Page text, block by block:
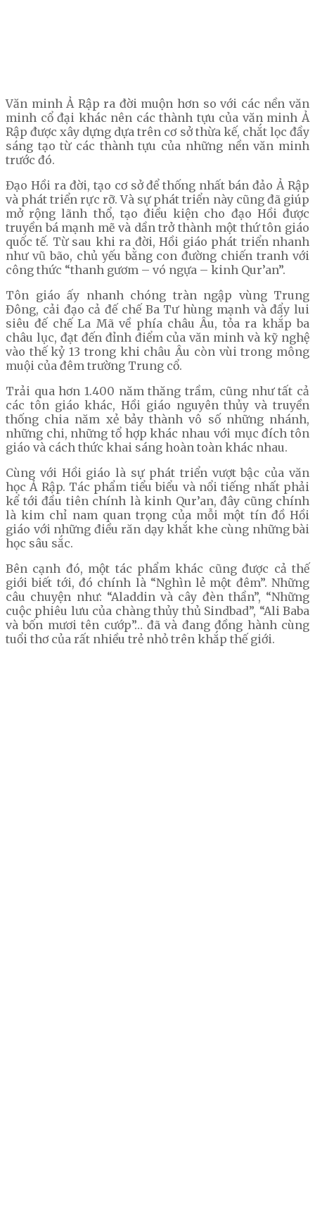
Văn minh Ả Rập ra đời muộn hơn so với các nền văn
minh cổ đại khác nên các thành tựu của văn minh Ả
Rập được xây dựng dựa trên cơ sở thừa kế, chắt lọc đầy
sáng tạo từ các thành tựu của những nền văn minh
trước đó.
Đạo Hồi ra đời, tạo cơ sở để thống nhất bán đảo Ả Rập
và phát triển rực rỡ. Và sự phát triển này cũng đã giúp
mở rộng lãnh thổ, tạo điều kiện cho đạo Hồi được
truyền bá mạnh mẽ và dần trở thành một thứ tôn giáo
quốc tế. Từ sau khi ra đời, Hồi giáo phát triển nhanh
như vũ bão, chủ yếu bằng con đường chiến tranh với
công thức “thanh gươm – vó ngựa – kinh Qur’an”.
Tôn giáo ấy nhanh chóng tràn ngập vùng Trung
Đông, cải đạo cả đế chế Ba Tư hùng mạnh và đẩy lui
siêu đế chế La Mã về phía châu Âu, tỏa ra khắp ba
châu lục, đạt đến đỉnh điểm của văn minh và kỹ nghệ
vào thế kỷ 13 trong khi châu Âu còn vùi trong mông
muội của đêm trường Trung cổ.
Trải qua hơn 1.400 năm thăng trầm, cũng như tất cả
các tôn giáo khác, Hồi giáo nguyên thủy và truyền
thống chia năm xẻ bảy thành vô số những nhánh,
những chi, những tổ hợp khác nhau với mục đích tôn
giáo và cách thức khai sáng hoàn toàn khác nhau.
Cùng với Hồi giáo là sự phát triển vượt bậc của văn
học Ả Rập. Tác phẩm tiểu biểu và nổi tiếng nhất phải
kể tới đầu tiên chính là kinh Qur’an, đây cũng chính
là kim chỉ nam quan trọng của mỗi một tín đồ Hồi
giáo với những điều răn dạy khắt khe cùng những bài
học sâu sắc.
Bên cạnh đó, một tác phẩm khác cũng được cả thế
giới biết tới, đó chính là “Nghìn lẻ một đêm”. Những
câu chuyện như: “Aladdin và cây đèn thần”, “Những
cuộc phiêu lưu của chàng thủy thủ Sindbad”, “Ali Baba
và bốn mươi tên cướp”… đã và đang đồng hành cùng
tuổi thơ của rất nhiều trẻ nhỏ trên khắp thế giới.